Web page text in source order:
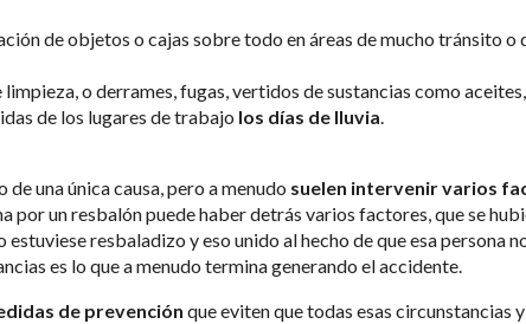
de objetos o cajas sobre todo en áreas de mucho tránsito
o derrames, fugas, vertidos de sustancias como
de los lugares de trabajo los días de lluvia.
una única causa, pero a menudo suelen intervenir varios
por un resbalón puede haber detrás varios factores, que se
resbaladizo y eso unido al hecho de que esa persona
es lo que a menudo termina generando el accidente.
de prevención que eviten que todas esas circunstancias